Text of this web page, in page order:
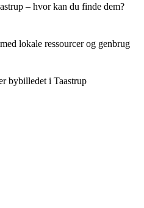
– hvor kan du finde dem?
lokale ressourcer og genbrug
bybilledet i Taastrup